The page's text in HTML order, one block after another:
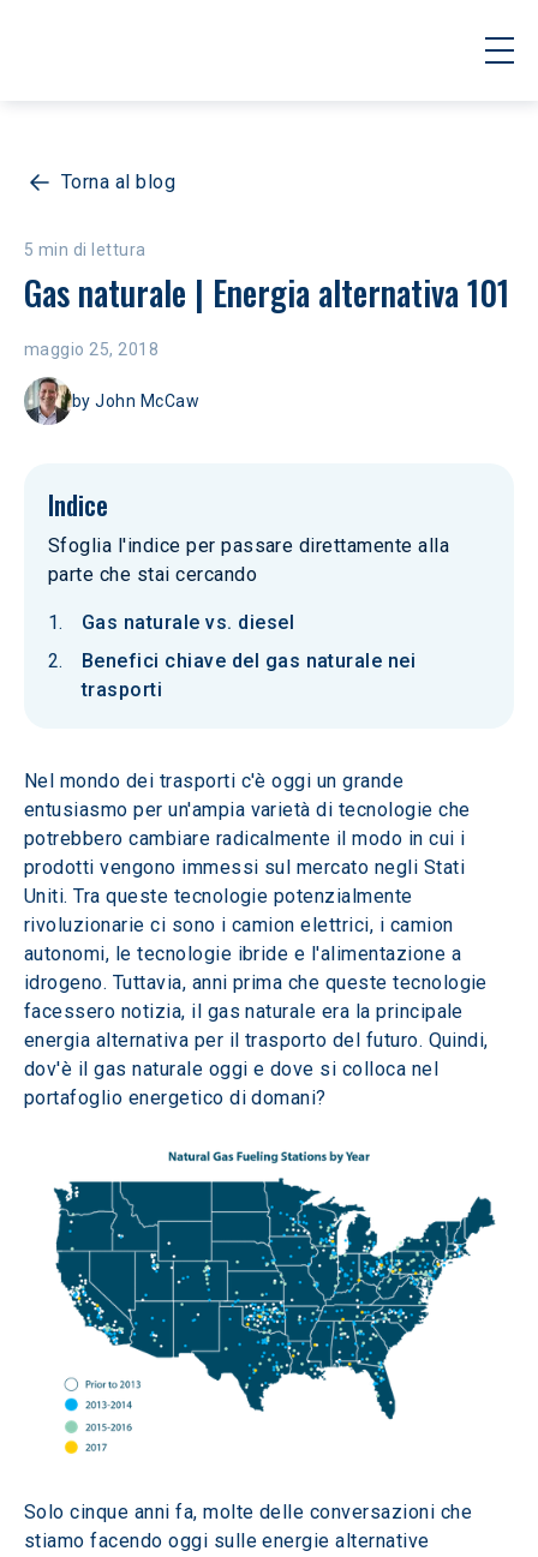
Torna al blog
5 min di lettura
Gas naturale | Energia alternativa 101
maggio 25, 2018
byJohn McCaw
Indice
Sfoglia l'indice per passare direttamente alla
parte che stai cercando
Gas naturale vs. diesel
Benefici chiave del gas naturale nei
trasporti
Nel mondo dei trasporti c'è oggi un grande
entusiasmo per un'ampia varietà di tecnologie che
potrebbero cambiare radicalmente il modo in cui i
prodotti vengono immessi sul mercato negli Stati
Uniti. Tra queste tecnologie potenzialmente
rivoluzionarie ci sono i camion elettrici, i camion
autonomi, le tecnologie ibride e l'alimentazione a
idrogeno. Tuttavia, anni prima che queste tecnologie
facessero notizia, il gas naturale era la principale
energia alternativa per il trasporto del futuro. Quindi,
dov'è il gas naturale oggi e dove si colloca nel
portafoglio energetico di domani?
Solo cinque anni fa, molte delle conversazioni che
stiamo facendo oggi sulle energie alternative